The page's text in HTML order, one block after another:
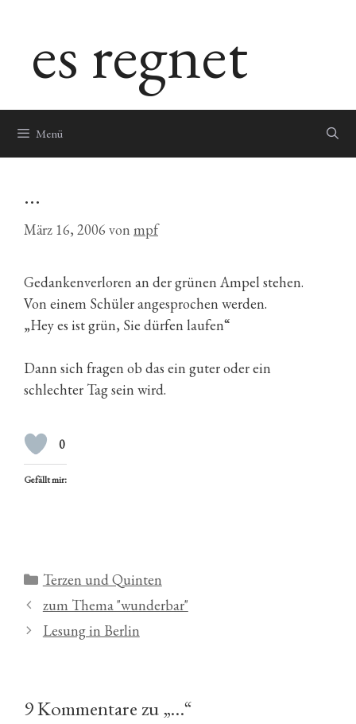
springenes regnet
Menü
…
März 16, 2006 von mpf
Gedankenverloren an der grünen Ampel stehen.
Von einem Schüler angesprochen werden.
„Hey es ist grün, Sie dürfen laufen“
Dann sich fragen ob das ein guter oder ein
schlechter Tag sein wird.
0
Gefällt mir:
Kategorien
Terzen und Quinten
zum Thema "wunderbar"
Lesung in Berlin
9 Kommentare zu „…“